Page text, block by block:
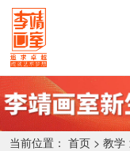
当前位置： 首页 > 教学